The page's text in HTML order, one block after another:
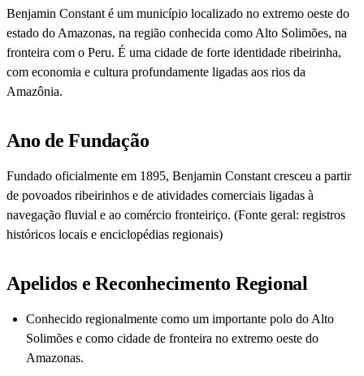
Benjamin Constant é um município localizado no extremo oeste do
estado do Amazonas, na região conhecida como Alto Solimões, na
fronteira com o Peru. É uma cidade de forte identidade ribeirinha,
com economia e cultura profundamente ligadas aos rios da
Amazônia.
Ano de Fundação
Fundado oficialmente em 1895, Benjamin Constant cresceu a partir
de povoados ribeirinhos e de atividades comerciais ligadas à
navegação fluvial e ao comércio fronteiriço. (Fonte geral: registros
históricos locais e enciclopédias regionais)
Apelidos e Reconhecimento Regional
Conhecido regionalmente como um importante polo do Alto
Solimões e como cidade de fronteira no extremo oeste do
Amazonas.